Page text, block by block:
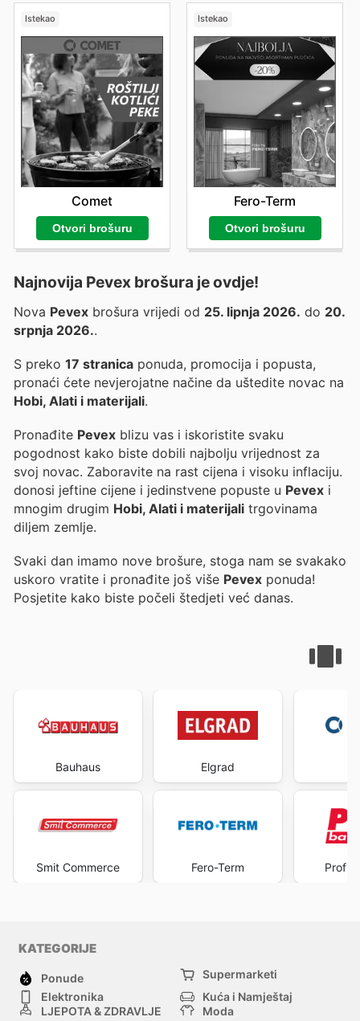
Istekao
Comet
Otvori brošuru
Istekao
Fero-Term
Otvori brošuru
Najnovija Pevex brošura je ovdje!
Nova Pevex brošura vrijedi od 25. lipnja 2026. do 20.
srpnja 2026..
S preko 17 stranica ponuda, promocija i popusta,
pronaći ćete nevjerojatne načine da uštedite novac na
Hobi, Alati i materijali.
Pronađite Pevex blizu vas i iskoristite svaku
pogodnost kako biste dobili najbolju vrijednost za
svoj novac. Zaboravite na rast cijena i visoku inflaciju.
donosi jeftine cijene i jedinstvene popuste u Pevex i
mnogim drugim Hobi, Alati i materijali trgovinama
diljem zemlje.
Svaki dan imamo nove brošure, stoga nam se svakako
uskoro vratite i pronađite još više Pevex ponuda!
Posjetite kako biste počeli štedjeti već danas.
Bauhaus
Smit Commerce
Elgrad
Fero-Term Profi
KATEGORIJE
Ponude
Supermarketi
Elektronika
Kuća i Namještaj
LJEPOTA & ZDRAVLJE
Moda